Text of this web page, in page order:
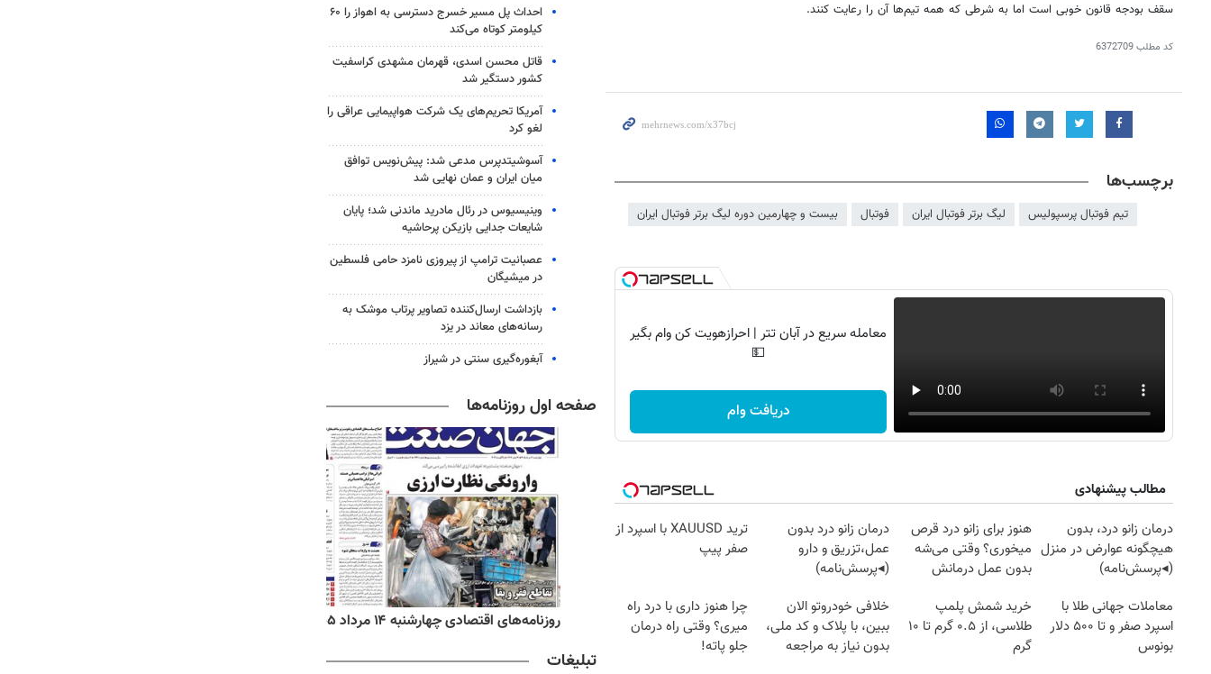
سقف بودجه قانون خوبی است اما به شرطی که همه تیم‌ها آن را رعایت کنند.
کد مطلب6372709
برچسب‌ها
تیم فوتبال پرسپولیس لیگ برتر فوتبال ایران فوتبال بیست و چهارمین دوره لیگ برتر فوتبال ایران
معامله سریع در آبان تتر | احرازهویت کن وام بگیر
💵
دریافت وام
مطالب پیشنهادی
درمان زانو درد، بدون
هیچگونه عوارض در منزل
(◂پرسش‌نامه)
هنوز برای زانو درد قرص
میخوری؟ وقتی می‌شه
بدون عمل درمانش
درمان زانو درد بدون
عمل،تزریق و دارو
(◂پرسش‌نامه)
ترید XAUUSD با اسپرد از
صفر پیپ
معاملات جهانی طلا با
اسپرد صفر و تا ۵۰۰ دلار
بونوس
خرید شمش پلمپ
طلاسی، از ۰.۵ گرم تا ۱۰
گرم
خلافی خودروتو الان
ببین، با پلاک و کد ملی،
بدون نیاز به مراجعه
چرا هنوز داری با درد راه
میری؟ وقتی راه درمان
جلو پاته!
احداث پل مسیر خسرج دسترسی به اهواز را ۶۰
کیلومتر کوتاه می‌کند
قاتل محسن اسدی، قهرمان مشهدی کراسفیت
کشور دستگیر شد
آمریکا تحریم‌های یک شرکت هواپیمایی عراقی را
لغو کرد
آسوشیتدپرس مدعی شد: پیش‌نویس توافق
میان ایران و عمان نهایی شد
وینیسیوس در رئال مادرید ماندنی شد؛ پایان
شایعات جدایی بازیکن پرحاشیه
عصبانیت ترامپ از پیروزی نامزد حامی فلسطین
در میشیگان
بازداشت ارسال‌کننده تصاویر پرتاب موشک به
رسانه‌های معاند در یزد
آبغوره‌گیری سنتی در شیراز
صفحه اول روزنامه‌ها
روزنامه‌های ورزشی چهارشنبه ۱۴ مرداد ۱۴۰۵ روزنامه‌های صبح چهارشنبه ۱۴ مرداد ۱۴۰۵ روزنامه‌های اقتصادی چهارشنبه ۱۴ مرداد ۱۴۰۵
تبلیغات